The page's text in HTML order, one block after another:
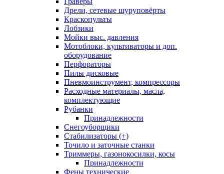
Дрели, сетевые шуруповёрты
Краскопульты
Лобзики
Мойки выс. давления
Мотоблоки, культиваторы и доп.
оборудование
Перфораторы
Пилы дисковые
Пневмоинструмент, компрессоры
Расходные материалы, масла,
комплектующие
Рубанки
Принадлежности
Снегоуборщики
Стабилизаторы (+)
Точило и заточные станки
Триммеры, газонокосилки, косы
Принадлежности
Фены технические